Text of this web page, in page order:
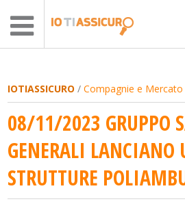
IOTIASSICURO /Compagnie e Mercato
08/11/2023 GRUPPO
GENERALI LANCIANO
STRUTTURE